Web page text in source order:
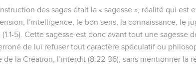
des sages était la « sagesse », réalité qui est
l’intelligence, le bon sens, la connaissance, le
5). Cette sagesse est donc avant tout une sagesse
de lui refuser tout caractère spéculatif ou
de la Création, l’interdit (8.22-36), sans mentionner la